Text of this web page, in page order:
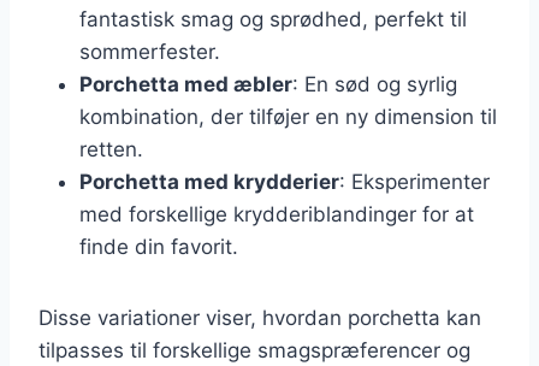
fantastisk smag og sprødhed, perfekt til
sommerfester.
Porchetta med æbler: En sød og syrlig
kombination, der tilføjer en ny dimension til
retten.
Porchetta med krydderier: Eksperimenter
med forskellige krydderiblandinger for at
finde din favorit.
Disse variationer viser, hvordan porchetta kan
tilpasses til forskellige smagspræferencer og